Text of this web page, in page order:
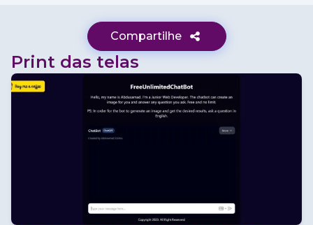
Compartilhe
Print das telas